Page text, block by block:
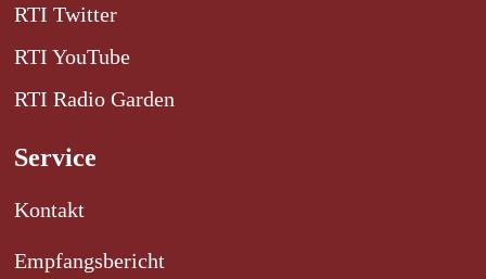
RTI Twitter
RTI YouTube
RTI Radio Garden
Service
Kontakt
Empfangsbericht